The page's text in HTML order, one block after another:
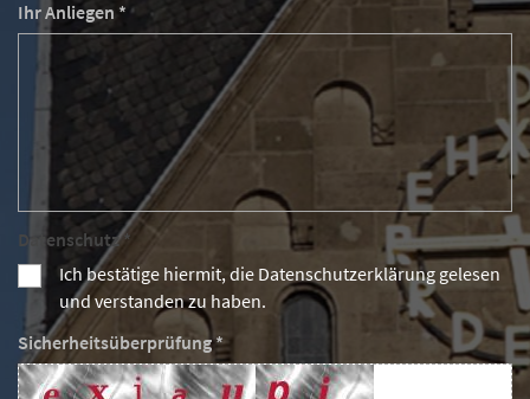
Ihr Anliegen *
Datenschutz *
Ich bestätige hiermit, die Datenschutzerklärung gelesen
und verstanden zu haben.
Sicherheitsüberprüfung *